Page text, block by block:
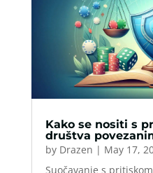
Kako se nositi s
društva
by Drazen | May 17,
Suočavanje s